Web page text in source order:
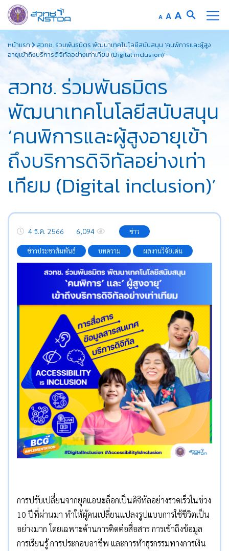
to
content
A Decrease
font
size.
AReset
font
size.
A Increase
font
size.
หน้าแรก
สวทช. ร่วมพันธมิตร พัฒนาเทคโนโลยีสนับสนุน ‘คนพิการและผู้สูง
อายุเข้าถึงบริการดิจิทัลอย่างเท่าเทียม (Digital inclusion)’
สวทช. ร่วมพันธมิตร
พัฒนาเทคโนโลยีสนับสนุน
‘คนพิการและผู้สูงอายุเข้า
ถึงบริการดิจิทัลอย่างเท่า
เทียม (Digital inclusion)’
4 ธ.ค. 2566 6,094 ข่าว
ข่าวประชาสัมพันธ์ บทความ ผลงานวิจัยเด่น
การปรับเปลี่ยนจากยุคแอนะล็อกเป็นดิจิทัลอย่างรวดเร็วในช่วง
10 ปีที่ผ่านมา ทำให้ผู้คนเปลี่ยนแปลงรูปแบบการใช้ชีวิตเป็น
อย่างมาก โดยเฉพาะด้านการติดต่อสื่อสาร การเข้าถึงข้อมูล
การเรียนรู้ การประกอบอาชีพ และการทำธุรกรรมทางการเงิน